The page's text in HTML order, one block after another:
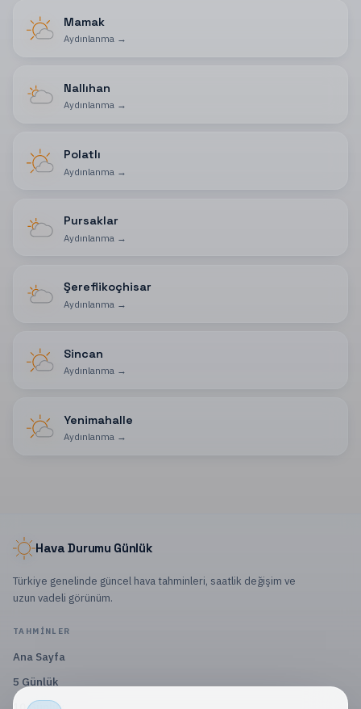
Mamak
Aydınlanma→
Nallıhan
Aydınlanma→
Polatlı
Aydınlanma →
Pursaklar
Aydınlanma →
Şereflikoçhisar
Aydınlanma→
Sincan
Aydınlanma→
Yenimahalle
Aydınlanma→
Hava Durumu Günlük
Türkiye genelinde güncel hava tahminleri, saatlik değişim ve
uzun vadeli görünüm.
TAHMINLER
Ana Sayfa
5 Günlük